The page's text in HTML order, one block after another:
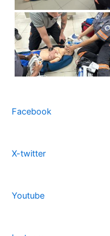
Facebook
X-twitter
Youtube